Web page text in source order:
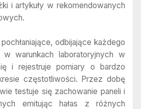
i artykuły w rekomendowanych
odbijające każdego
warunkach laboratoryjnych w
i rejestruje pomiary o bardzo
częstotliwości. Przez dobę
testuje się zachowanie paneli i
emitując hałas z różnych